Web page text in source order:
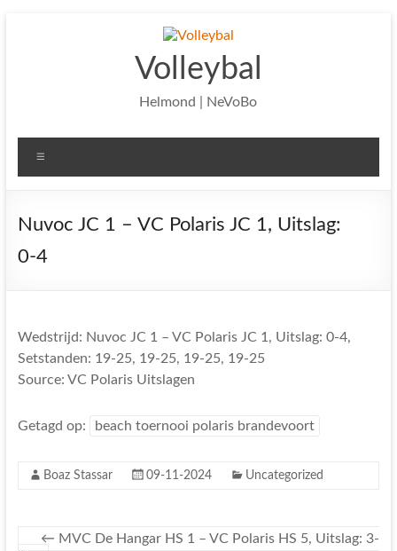
Volleybal
Helmond | NeVoBo
Nuvoc JC 1 – VC Polaris JC 1, Uitslag:
0-4
Wedstrijd: Nuvoc JC 1 – VC Polaris JC 1, Uitslag: 0-4,
Setstanden: 19-25, 19-25, 19-25, 19-25
Source: VC Polaris Uitslagen
Getagd op: beach toernooi polaris brandevoort
Boaz Stassar 09-11-2024 Uncategorized
← MVC De Hangar HS 1 – VC Polaris HS 5, Uitslag: 3-